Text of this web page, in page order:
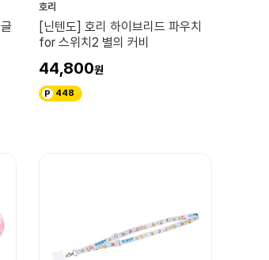
호리
[닌텐도] 호리 하이브리드 파우치
for 스위치2 별의 커비
44,800
448